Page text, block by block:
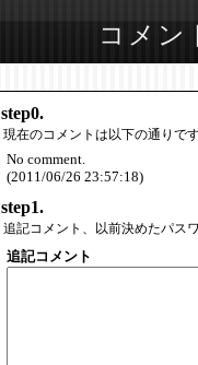
コメン
step0.
現在のコメントは以下の通りで
No comment.
(2011/06/26 23:57:18)
step1.
追記コメント、以前決めたパス
追記コメント